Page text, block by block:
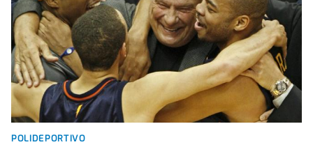
POLIDEPORTIVO